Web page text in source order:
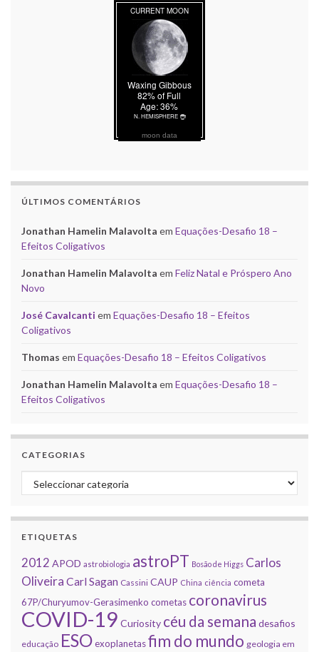
moon data
ÚLTIMOS COMENTÁRIOS
Jonathan Hamelin Malavolta em Equações-Desafio 18 –
Efeitos Coligativos
Jonathan Hamelin Malavolta em Feliz Natal e Próspero Ano
Novo
José Cavalcanti em Equações-Desafio 18 – Efeitos
Coligativos
Thomas em Equações-Desafio 18 – Efeitos Coligativos
Jonathan Hamelin Malavolta em Equações-Desafio 18 –
Efeitos Coligativos
CATEGORIAS
Categorias
ETIQUETAS
2012 APOD astrobiologia astroPT Bosão de Higgs Carlos
Oliveira Carl Sagan Cassini CAUP China ciência cometa
67P/Churyumov-Gerasimenko cometas coronavirus
COVID-19 Curiosity céu da semana desafios
educação ESOexoplanetasfim do mundo geologia em